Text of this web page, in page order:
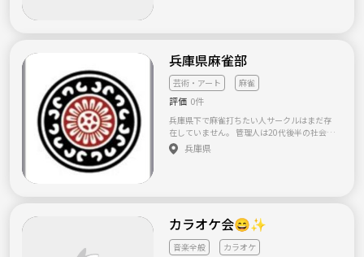
断りしております。 応募お待ちしておりま
す！！(^o^)
兵庫県麻雀部
芸術・アート 麻雀
評価 0件
兵庫県下で麻雀打ちたい人サークルはまだ存
在していません。 管理人は20代後半の社会人
で麻雀を打つ友達がいません。 ネット麻雀し
かやったことのない人や卓打ちに慣れている
兵庫県
カラオケ会😄✨
音楽全般 カラオケ